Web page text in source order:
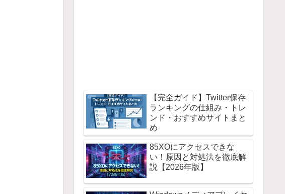
【完全ガイド】Twitter保存
ランキングの仕組み・トレ
ンド・おすすめサイトまと
め
85XOにアクセスできな
い！原因と対処法を徹底解
説【2026年版】